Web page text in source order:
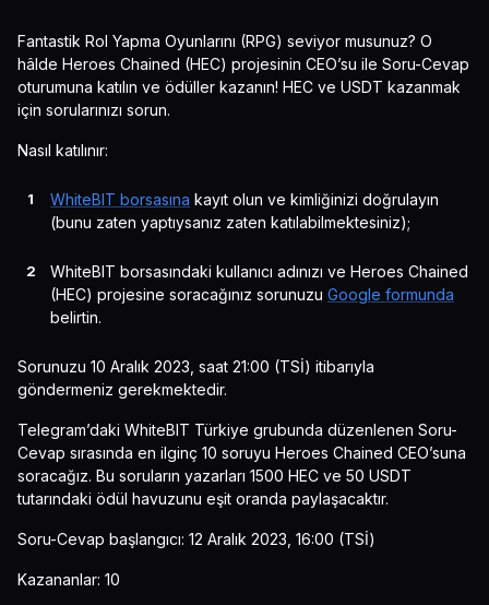
Fantastik Rol Yapma Oyunlarını (RPG) seviyor musunuz? O
hâlde Heroes Chained (HEC) projesinin CEO’su ile Soru-Cevap
oturumuna katılın ve ödüller kazanın! HEC ve USDT kazanmak
için sorularınızı sorun.
Nasıl katılınır:
WhiteBIT borsasına kayıt olun ve kimliğinizi doğrulayın
(bunu zaten yaptıysanız zaten katılabilmektesiniz);
WhiteBIT borsasındaki kullanıcı adınızı ve Heroes Chained
(HEC) projesine soracağınız sorunuzu Google formunda
belirtin.
Sorunuzu 10 Aralık 2023, saat 21:00 (TSİ) itibarıyla
göndermeniz gerekmektedir.
Telegram’daki WhiteBIT Türkiye grubunda düzenlenen Soru-
Cevap sırasında en ilginç 10 soruyu Heroes Chained CEO’suna
soracağız. Bu soruların yazarları 1500 HEC ve 50 USDT
tutarındaki ödül havuzunu eşit oranda paylaşacaktır.
Soru-Cevap başlangıcı: 12 Aralık 2023, 16:00 (TSİ)
Kazananlar: 10